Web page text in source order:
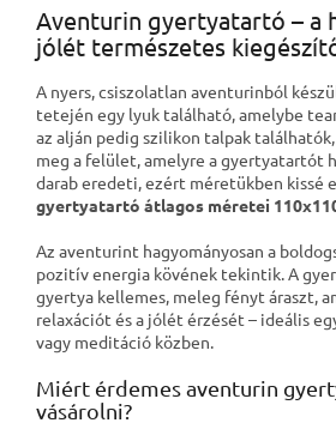
Aventurin gyertyatartó – a
jólét természetes
A nyers, csiszolatlan aventurinból
tetején egy lyuk található, amelybe
az alján pedig szilikon talpak
meg a felület, amelyre a gyertyatartót
darab eredeti, ezért méretükben kissé
gyertyatartó átlagos méretei
Az aventurint hagyományosan a
pozitív energia kövének tekintik. A
gyertya kellemes, meleg fényt áraszt,
relaxációt és a jólét érzését – ideális
vagy meditáció közben.
Miért érdemes aventurin
vásárolni?